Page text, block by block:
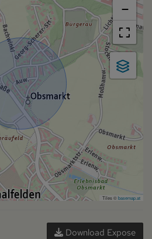
−
Tiles ©basemap.at
Download Expose